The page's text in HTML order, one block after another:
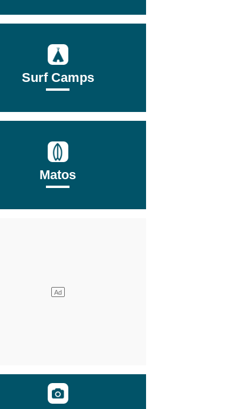
Surf Camps
Matos